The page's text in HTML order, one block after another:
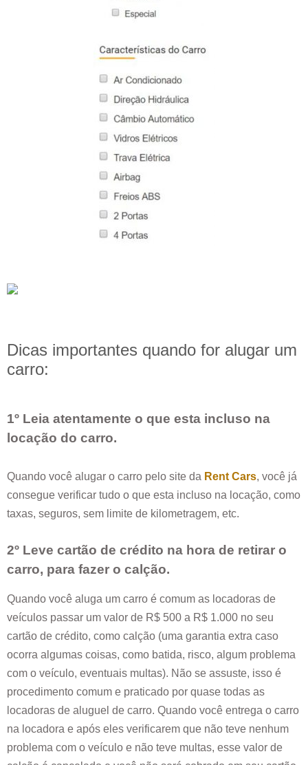
Dicas importantes quando for alugar um
carro:
1º Leia atentamente o que esta incluso na
locação do carro.
Quando você alugar o carro pelo site da Rent Cars, você já
consegue verificar tudo o que esta incluso na locação, como
taxas, seguros, sem limite de kilometragem, etc.
2º Leve cartão de crédito na hora de retirar o
carro, para fazer o calção.
Quando você aluga um carro é comum as locadoras de
veículos passar um valor de R$ 500 a R$ 1.000 no seu
cartão de crédito, como calção (uma garantia extra caso
ocorra algumas coisas, como batida, risco, algum problema
com o veículo, eventuais multas). Não se assuste, isso é
procedimento comum e praticado por quase todas as
locadoras de aluguel de carro. Quando você entrega o carro
na locadora e após eles verificarem que não teve nenhum
problema com o veículo e não teve multas, esse valor de